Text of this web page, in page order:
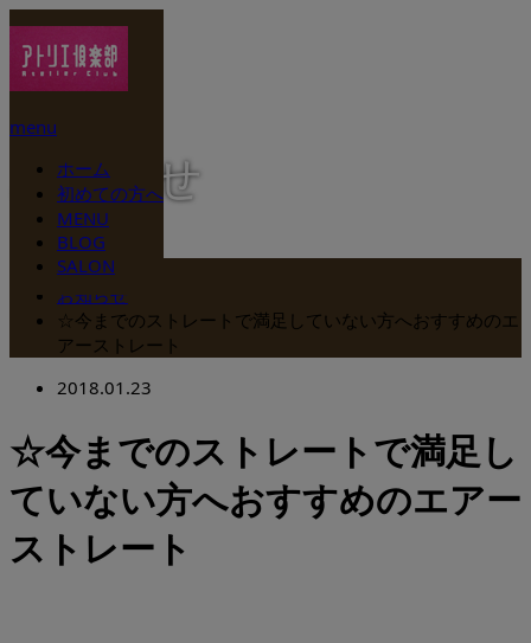
menu
ホーム
初めての方へ
MENU
BLOG
SALON
お知らせ
ホーム
お知らせ
☆今までのストレートで満足していない方へおすすめのエ
アーストレート
2018.01.23
☆今までのストレートで満足し
ていない方へおすすめのエアー
ストレート